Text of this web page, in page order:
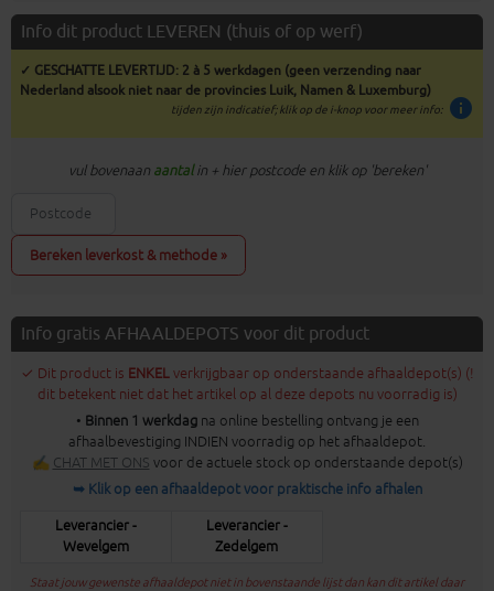
Info dit product LEVEREN (thuis of op werf)
✓ GESCHATTE LEVERTIJD: 2 à 5 werkdagen (geen verzending naar
Nederland alsook niet naar de provincies Luik, Namen & Luxemburg)
info
tijden zijn indicatief; klik op de i-knop voor meer info:
vul bovenaan aantalin + hier postcode en klik op 'bereken'
Bereken leverkost & methode »
Info gratis AFHAALDEPOTS voor dit product
✓ Dit product is ENKELverkrijgbaar op onderstaande afhaaldepot(s) (!
dit betekent niet dat het artikel op al deze depots nu voorradig is)
• Binnen 1 werkdagna online bestelling ontvang je een
afhaalbevestiging INDIEN voorradig op het afhaaldepot.
✍ CHAT MET ONS voor de actuele stock op onderstaande depot(s)
➥ Klik op een afhaaldepot voor praktische info afhalen
Leverancier -
Wevelgem
Leverancier -
Zedelgem
Staat jouw gewenste afhaaldepot niet in bovenstaande lijst dan kan dit artikel daar